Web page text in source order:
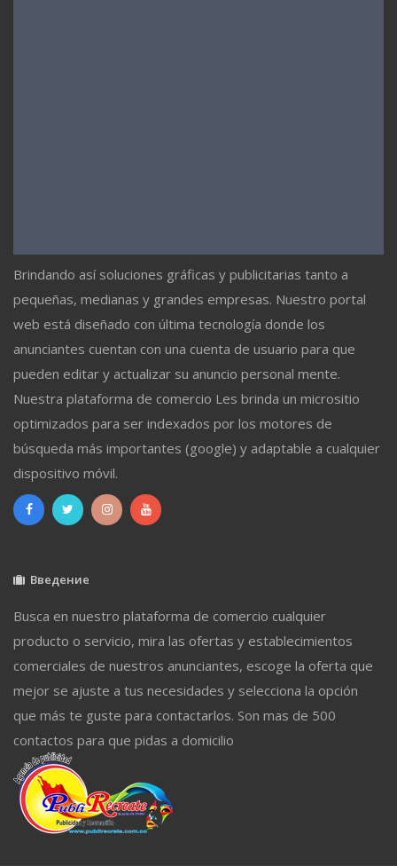
Brindando así soluciones gráficas y publicitarias tanto a
pequeñas, medianas y grandes empresas. Nuestro portal
web está diseñado con última tecnología donde los
anunciantes cuentan con una cuenta de usuario para que
pueden editar y actualizar su anuncio personal mente.
Nuestra plataforma de comercio Les brinda un micrositio
optimizados para ser indexados por los motores de
búsqueda más importantes (google) y adaptable a cualquier
dispositivo móvil.
Введение
Busca en nuestro plataforma de comercio cualquier
producto o servicio, mira las ofertas y establecimientos
comerciales de nuestros anunciantes, escoge la oferta que
mejor se ajuste a tus necesidades y selecciona la opción
que más te guste para contactarlos. Son mas de 500
contactos para que pidas a domicilio